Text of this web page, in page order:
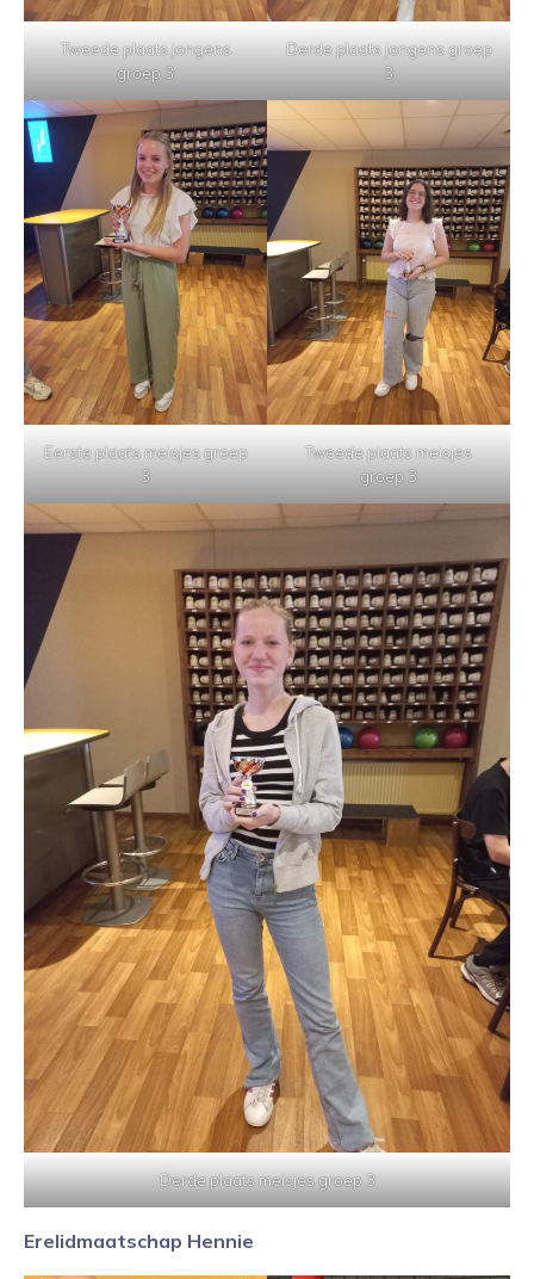
Tweede plaats jongens
groep 3
Derde plaats jongens groep
3
Eerste plaats meisjes groep
3
Tweede plaats meisjes
groep 3
Derde plaats meisjes groep 3
Erelidmaatschap Hennie